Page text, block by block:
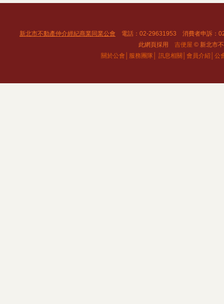
新北市不動產仲介經紀商業同業公會 電話：02-29631953 消費者申訴：
此網頁採用 吉便屋 © 新北市
關於公會│ 服務團隊│ 訊息相關│ 會員介紹│ 公